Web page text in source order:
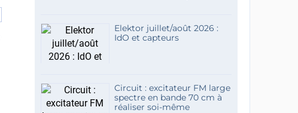
Elektor juillet/août 2026 :
IdO et capteurs
Circuit : excitateur FM large
spectre en bande 70 cm à
réaliser soi-même